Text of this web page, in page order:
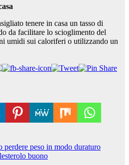
tenere in casa un tasso di
da facilitare lo scioglimento del
umidi sui caloriferi o utilizzando un
perdere peso in modo duraturo
buono